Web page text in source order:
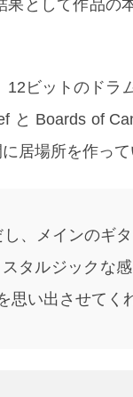
果として作品の
ビットのドラ
と Boards of
居場所を作って
、メインのギ
タルジックな
い出させてく